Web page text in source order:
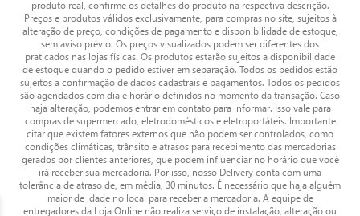
produto real, confirme os detalhes do produto na respectiva descrição.
Preços e produtos válidos exclusivamente, para compras no site, sujeitos à
alteração de preço, condições de pagamento e disponibilidade de estoque,
sem aviso prévio. Os preços visualizados podem ser diferentes dos
praticados nas lojas físicas. Os produtos estarão sujeitos a disponibilidade
de estoque quando o pedido estiver em separação. Todos os pedidos estão
sujeitos a confirmação de dados cadastrais e pagamentos. Todos os pedidos
são agendados com dia e horário definidos no momento da transação. Caso
haja alteração, podemos entrar em contato para informar. Isso vale para
compras de supermercado, eletrodomésticos e eletroportáteis. Importante
citar que existem fatores externos que não podem ser controlados, como
condições climáticas, trânsito e atrasos para recebimento das mercadorias
gerados por clientes anteriores, que podem influenciar no horário que você
irá receber sua mercadoria. Por isso, nosso Delivery conta com uma
tolerância de atraso de, em média, 30 minutos. É necessário que haja alguém
maior de idade no local para receber a mercadoria. A equipe de
entregadores da Loja Online não realiza serviço de instalação, alteração ou